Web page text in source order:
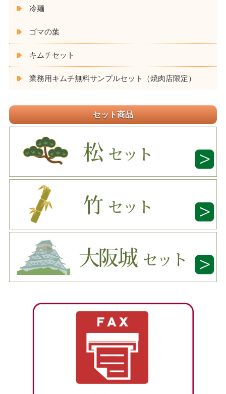
冷麺
ゴマの葉
キムチセット
業務用キムチ無料サンプルセット（焼肉店限定）
セット商品